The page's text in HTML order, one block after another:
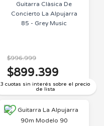
Guitarra Clàsica De
Concierto La Alpujarra
85 - Grey Music
3 cuotas sin interés sobre el precio
de lista
$996.999
$899.399